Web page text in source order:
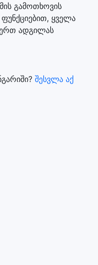
გამოთხოვის
ყველა
ერთ ადგილას
შესვლა აქ